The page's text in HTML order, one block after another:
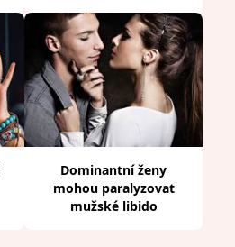
Dominantní ženy
mohou paralyzovat
mužské libido